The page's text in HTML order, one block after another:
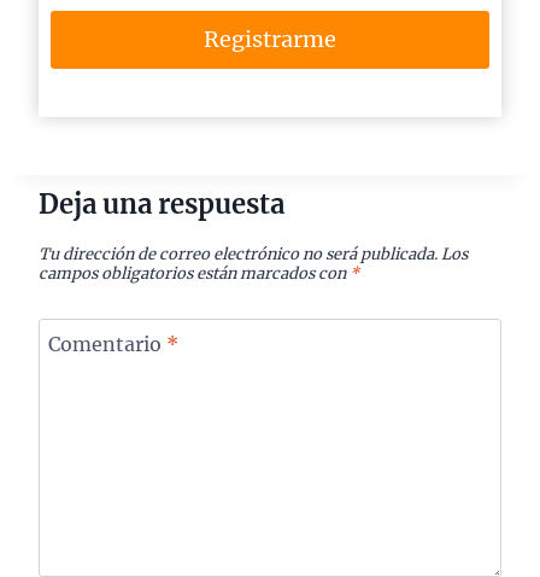
Registrarme
Deja una respuesta
Tu dirección de correo electrónico no será publicada. Los
campos obligatorios están marcados con *
Comentario *